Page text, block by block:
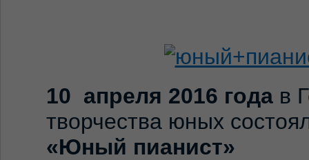
10 апреля 2016 года в
творчества юных
«Юный пианист»